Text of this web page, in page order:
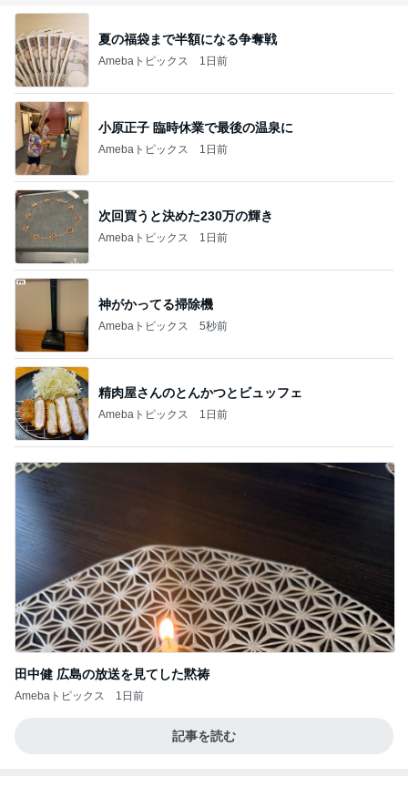
夏の福袋まで半額になる争奪戦
Amebaトピックス 1日前
小原正子 臨時休業で最後の温泉に
Amebaトピックス 1日前
次回買うと決めた230万の輝き
Amebaトピックス 1日前
神がかってる掃除機
Amebaトピックス 5秒前
精肉屋さんのとんかつとビュッフェ
Amebaトピックス 1日前
田中健 広島の放送を見てした黙祷
Amebaトピックス 1日前
記事を読む